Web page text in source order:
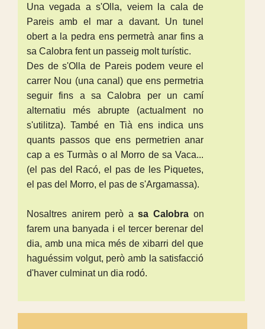
Una vegada a s'Olla, veiem la cala de
Pareis amb el mar a davant. Un tunel
obert a la pedra ens permetrà anar fins a
sa Calobra fent un passeig molt turístic.
Des de s'Olla de Pareis podem veure el
carrer Nou (una canal) que ens permetria
seguir fins a sa Calobra per un camí
alternatiu més abrupte (actualment no
s'utilitza). També en Tià ens indica uns
quants passos que ens permetrien anar
cap a es Turmàs o al Morro de sa Vaca...
(el pas del Racó, el pas de les Piquetes,
el pas del Morro, el pas de s'Argamassa).
Nosaltres anirem però asa Calobraon
farem una banyada i el tercer berenar del
dia, amb una mica més de xibarri del que
haguéssim volgut, però amb la satisfacció
d'haver culminat un dia rodó.